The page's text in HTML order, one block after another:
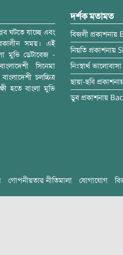
ঘটতে যাচ্ছে এবং
সময়। এই
মুভি ডেটাবেজ -
সিনেমা
চলচ্চিত্র
হতে বাংলা মুভি
দর্শক মতামত
বিজলী প্রকাশনায়
নিয়তি প্রকাশনায়
নিঃস্বার্থ ভালোবাসা
ছায়া-ছবি
ডুব প্রকাশনায়
গোপনীয়তার নীতিমালা যোগাযোগ